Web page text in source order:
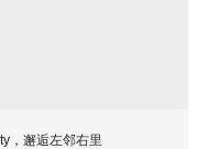
，邂逅左邻右里